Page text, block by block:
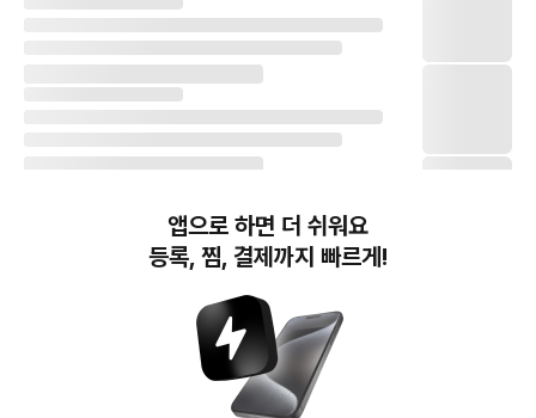
번개장터(주) 사업자정보, 이용약관 및 기타 법적고지
번개장터㈜는 통신판매중개자이며, 통신판매의 당사자가 아닙니다. 전자상거래 등에서의
소비자보호에 관한 법률 등 관련 법령 및 번개장터㈜의 약관에 따라 상품, 상품정보, 거래에 관한 책임은
앱으로 하면 더 쉬워요
등록, 찜, 결제까지 빠르게!